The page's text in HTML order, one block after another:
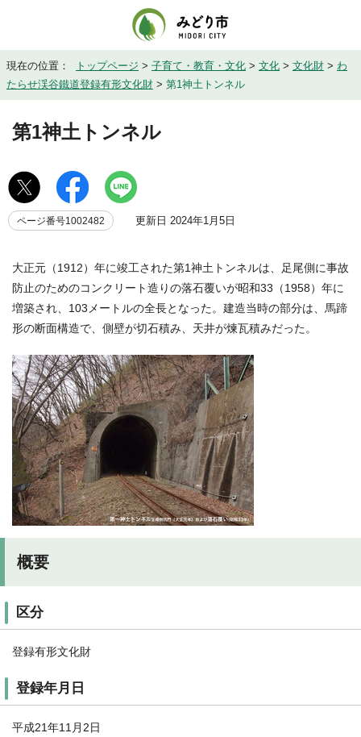
現在の位置： トップページ > 子育て・教育・文化 > 文化 > 文化財 > わ
たらせ渓谷鐵道登録有形文化財 > 第1神土トンネル
第1神土トンネル
ページ番号1002482 更新日 2024年1月5日
大正元（1912）年に竣工された第1神土トンネルは、足尾側に事故
防止のためのコンクリート造りの落石覆いが昭和33（1958）年に
増築され、103メートルの全長となった。建造当時の部分は、馬蹄
形の断面構造で、側壁が切石積み、天井が煉瓦積みだった。
概要
区分
登録有形文化財
登録年月日
平成21年11月2日